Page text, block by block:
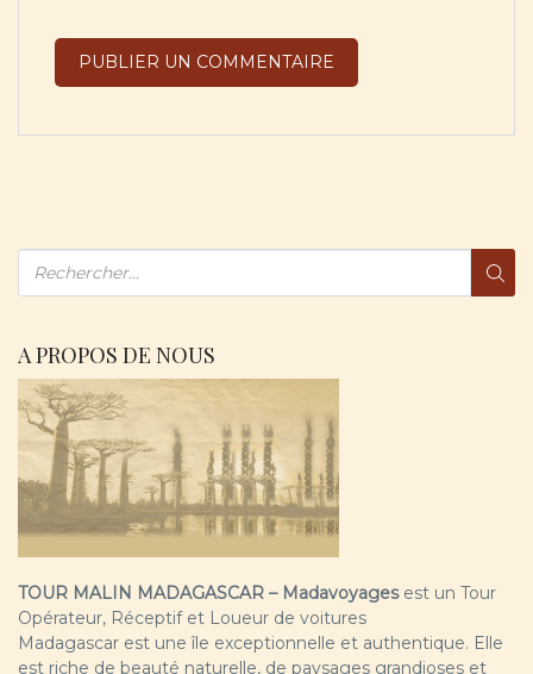
A PROPOS DE NOUS
TOUR MALIN MADAGASCAR – Madavoyagesest un Tour
Opérateur, Réceptif et Loueur de voitures
Madagascar est une île exceptionnelle et authentique. Elle
est riche de beauté naturelle, de paysages grandioses et